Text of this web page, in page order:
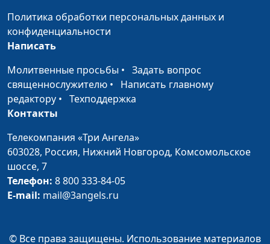
Дети ссорятся. Что
делать родителям?
Мария Рожкова,
Общение с
тяжелобольным
человеком
Мария Рожкова,
Начать сначала
Мария Рожкова,
#294
семейный бюджет?
Политика обработки персональных данных и
конфиденциальности
Написать
Молитвенные просьбы • Задать вопрос
священнослужителю • Написать главному
редактору • Техподдержка
Контакты
Телекомпания «Три Ангела»
603028, Россия, Нижний Новгород, Комсомольское
шоссе, 7
Телефон: 8 800 333-84-05
E-mail: mail@3angels.ru
© Все права защищены. Использование материалов